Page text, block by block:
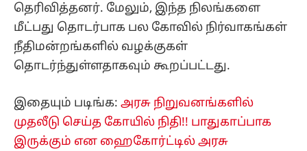
தெரிவித்தனர். மேலும், இந்த நிலங்களை
மீட்பது தொடர்பாக பல கோவில் நிர்வாகங்கள்
நீதிமன்றங்களில் வழக்குகள்
தொடர்ந்துள்ளதாகவும் கூறப்பட்டது.
இதையும் படிங்க: அரசு நிறுவனங்களில்
முதலீடு செய்த கோயில் நிதி!! பாதுகாப்பாக
இருக்கும் என ஹைகோர்ட்டில் அரசு